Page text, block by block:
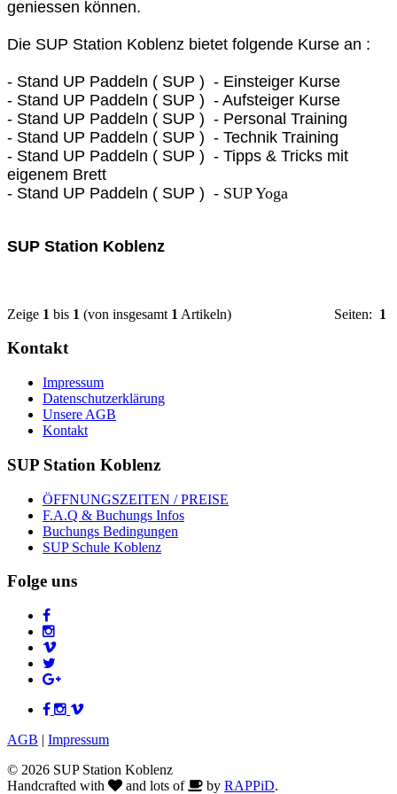
geniessen können.
Die SUP Station Koblenz bietet folgende Kurse an :
- Stand UP Paddeln ( SUP ) - Einsteiger Kurse
- Stand UP Paddeln ( SUP ) - Aufsteiger Kurse
- Stand UP Paddeln ( SUP ) - Personal Training
- Stand UP Paddeln ( SUP ) - Technik Training
- Stand UP Paddeln ( SUP ) - Tipps & Tricks mit
eigenem Brett
- Stand UP Paddeln ( SUP ) - SUP Yoga
SUP Station Koblenz
Zeige 1 bis 1 (von insgesamt 1 Artikeln) Seiten: 1
Kontakt
Impressum
Datenschutzerklärung
Unsere AGB
Kontakt
SUP Station Koblenz
ÖFFNUNGSZEITEN / PREISE
F.A.Q & Buchungs Infos
Buchungs Bedingungen
SUP Schule Koblenz
Folge uns
AGB | Impressum
© 2026 SUP Station Koblenz
Handcrafted with
and lots of by RAPPiD.